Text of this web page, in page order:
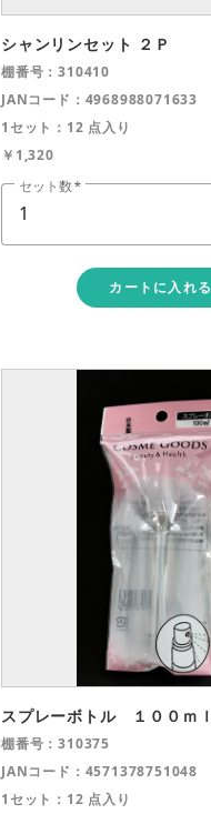
シャンリンセット ２Ｐ
棚番号：310410
JANコード：4968988071633
1セット：12 点入り
￥1,320
セット数
カートに入れる
スプレーボトル １００ｍｌ
棚番号：310375
JANコード：4571378751048
1セット：12 点入り